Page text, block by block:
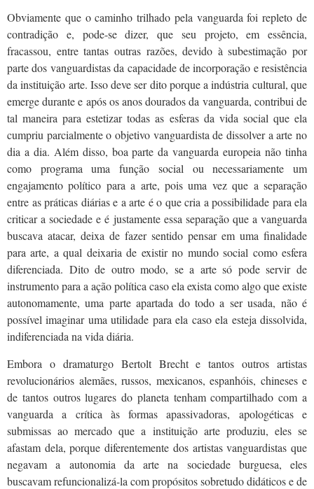
Obviamente que o caminho trilhado pela vanguarda foi repleto de
contradição e, pode-se dizer, que seu projeto, em essência,
fracassou, entre tantas outras razões, devido à subestimação por
parte dos vanguardistas da capacidade de incorporação e resistência
da instituição arte. Isso deve ser dito porque a indústria cultural, que
emerge durante e após os anos dourados da vanguarda, contribui de
tal maneira para estetizar todas as esferas da vida social que ela
cumpriu parcialmente o objetivo vanguardista de dissolver a arte no
dia a dia. Além disso, boa parte da vanguarda europeia não tinha
como programa uma função social ou necessariamente um
engajamento político para a arte, pois uma vez que a separação
entre as práticas diárias e a arte é o que cria a possibilidade para ela
criticar a sociedade e é justamente essa separação que a vanguarda
buscava atacar, deixa de fazer sentido pensar em uma finalidade
para arte, a qual deixaria de existir no mundo social como esfera
diferenciada. Dito de outro modo, se a arte só pode servir de
instrumento para a ação política caso ela exista como algo que existe
autonomamente, uma parte apartada do todo a ser usada, não é
possível imaginar uma utilidade para ela caso ela esteja dissolvida,
indiferenciada na vida diária.
Embora o dramaturgo Bertolt Brecht e tantos outros artistas
revolucionários alemães, russos, mexicanos, espanhóis, chineses e
de tantos outros lugares do planeta tenham compartilhado com a
vanguarda a crítica às formas apassivadoras, apologéticas e
submissas ao mercado que a instituição arte produziu, eles se
afastam dela, porque diferentemente dos artistas vanguardistas que
negavam a autonomia da arte na sociedade burguesa, eles
buscavam refuncionalizá-la com propósitos sobretudo didáticos e de